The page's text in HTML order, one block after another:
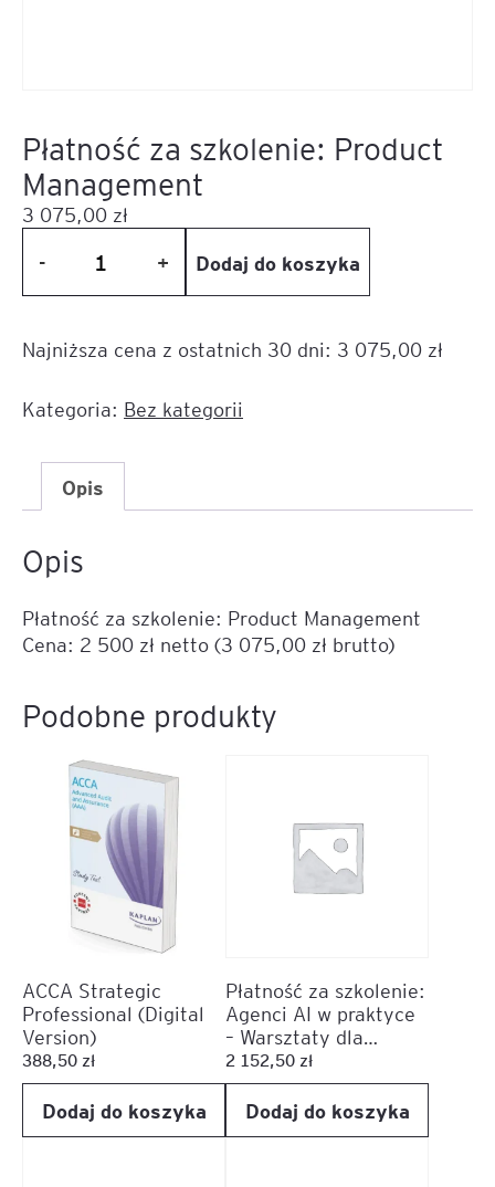
Płatność za szkolenie: Product
Management
3 075,00 zł
ilość
Płatność
szkolenie:
Management
- + Dodaj do koszyka
Najniższa cena z ostatnich 30 dni: 3 075,00 zł
Kategoria: Bez kategorii
Opis
Opis
Płatność za szkolenie: Product Management
Cena: 2 500 zł netto (3 075,00 zł brutto)
Podobne produkty
ACCA Strategic
Professional (Digital
Version)
388,50 zł
Dodaj do koszyka
Płatność za szkolenie:
Agenci AI w praktyce
– Warsztaty dla
menedżerów
2 152,50 zł
Dodaj do koszyka